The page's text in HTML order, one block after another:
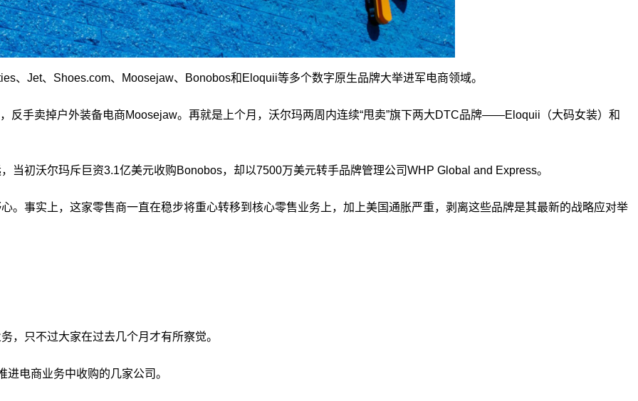
、Jet、Shoes.com、Moosejaw、Bonobos和Eloquii等多个数字原生品牌大举进军电商领域。
反手卖掉户外装备电商Moosejaw。再就是上个月，沃尔玛两周内连续“甩卖”旗下两大DTC品牌——Eloquii（大码女装）和
初沃尔玛斥巨资3.1亿美元收购Bonobos，却以7500万美元转手品牌管理公司WHP Global and Express。
。事实上，这家零售商一直在稳步将重心转移到核心零售业务上，加上美国通胀严重，剥离这些品牌是其最新的战略应对举
，只不过大家在过去几个月才有所察觉。
电商业务中收购的几家公司。